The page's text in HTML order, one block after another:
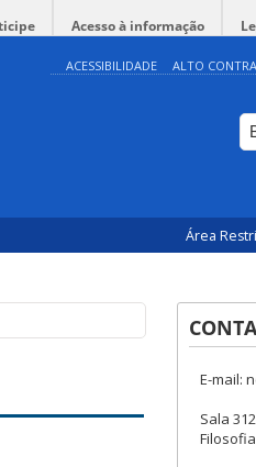
Acesso à informação
ACESSIBILIDADE ALTO
Área
E-mail:
Sala